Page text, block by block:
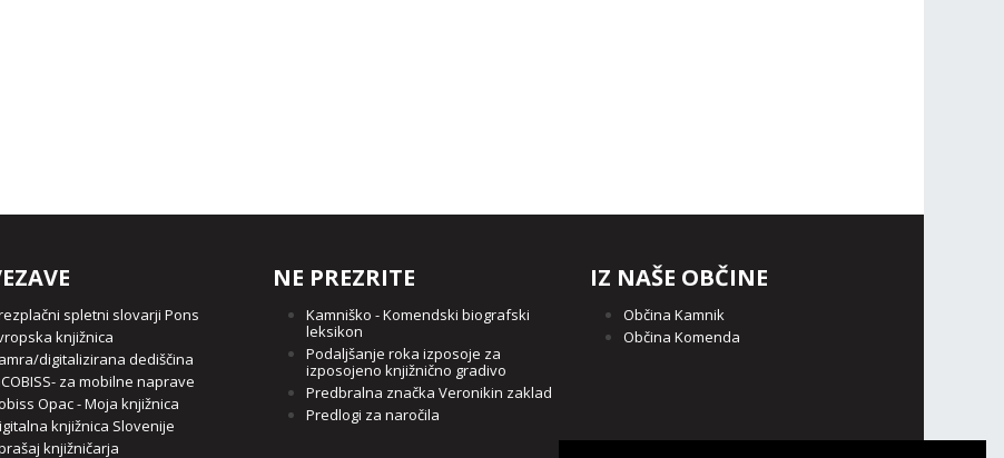
spletni slovarji Pons
knjižnica
digitalizirana dediščina
za mobilne naprave
Opac - Moja knjižnica
knjižnica Slovenije
knjižničarja
NE PREZRITE
Kamniško - Komendski biografski
leksikon
Podaljšanje roka izposoje za
izposojeno knjižnično gradivo
Predbralna značka Veronikin zaklad
Predlogi za naročila
IZ NAŠE OBČINE
Občina Kamnik
Občina Komenda